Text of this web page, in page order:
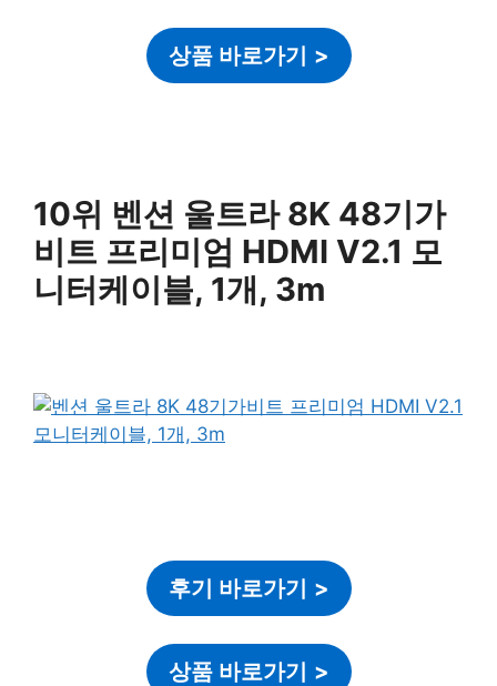
상품 바로가기 >
10위 벤션 울트라 8K 48기가
비트 프리미엄 HDMI V2.1 모
니터케이블, 1개, 3m
후기 바로가기 >
상품 바로가기 >